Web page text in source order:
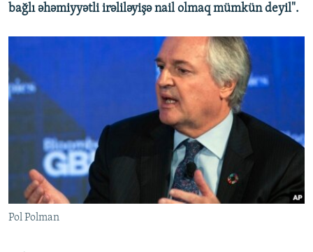
bağlı əhəmiyyətli irəliləyişə nail olmaq mümkün deyil".
Pol Polman